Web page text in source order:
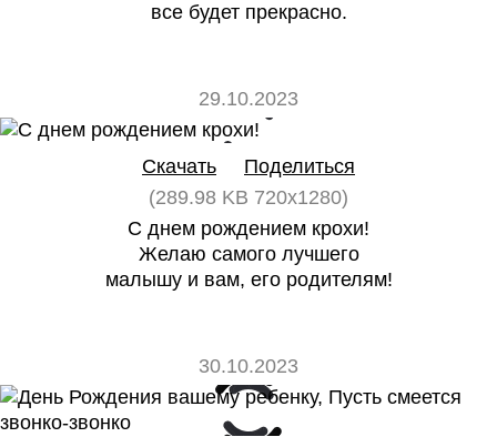
все будет прекрасно.
29.10.2023
0
Скачать
Поделиться
(289.98 KB 720x1280)
С днем рождением крохи!
Желаю самого лучшего
малышу и вам, его родителям!
30.10.2023